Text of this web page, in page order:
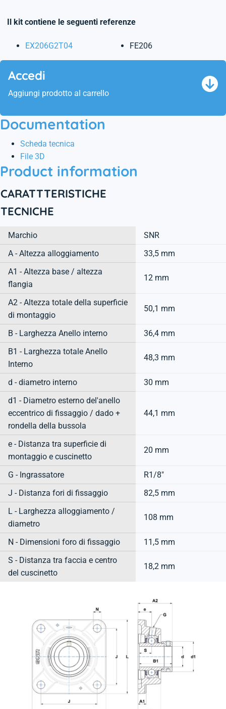
Il kit contiene le seguenti referenze
EX206G2T04 FE206
Accedi
Aggiungi prodotto al carrello
Documentation
Scheda tecnica
File 3D
Product information
CARATTTERISTICHE
TECNICHE
Marchio
SNR
A - Altezza alloggiamento
33,5 mm
A1 - Altezza base / altezza
flangia
12 mm
A2 - Altezza totale della superficie
di montaggio
50,1 mm
B - Larghezza Anello interno
36,4 mm
B1 - Larghezza totale Anello
Interno
48,3 mm
d - diametro interno
30 mm
d1 - Diametro esterno del'anello
eccentrico di fissaggio / dado +
rondella della bussola
44,1 mm
e - Distanza tra superficie di
montaggio e cuscinetto
20 mm
G - Ingrassatore
R1/8"
J - Distanza fori di fissaggio
82,5 mm
L - Larghezza alloggiamento /
diametro
108 mm
N - Dimensioni foro di fissaggio
11,5 mm
S - Distanza tra faccia e centro
del cuscinetto
18,2 mm